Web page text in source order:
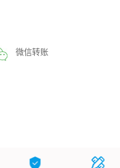
微信转账